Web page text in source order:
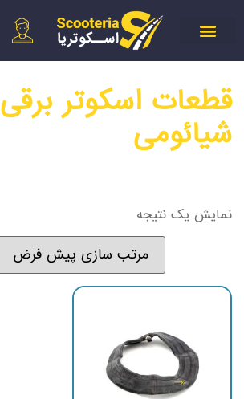
قطعات اسکوتر برقی
شیائومی
نمایش یک نتیجه